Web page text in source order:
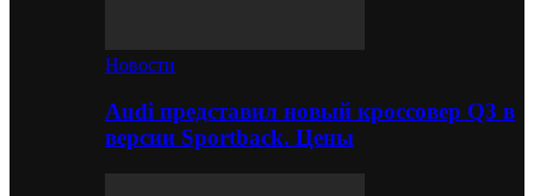
Новости
Audi представил новый кроссовер Q3 в
версии Sportback. Цены